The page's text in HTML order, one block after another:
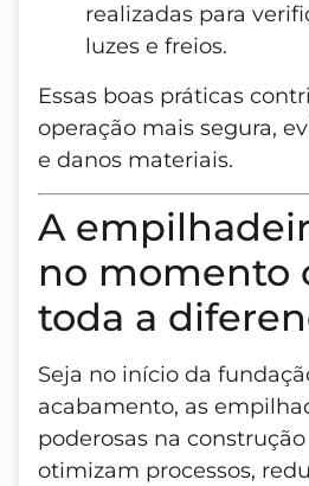
realizadas para
luzes e freios.
Essas boas práticas
operação mais segura,
e danos materiais.
A
no momento
toda a
Seja no início da
acabamento, as
poderosas na
otimizam processos,